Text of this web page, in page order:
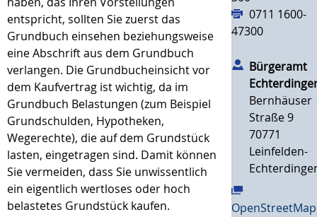
entspricht, sollten Sie zuerst das
Grundbuch einsehen beziehungsweise
eine Abschrift aus dem Grundbuch
verlangen. Die Grundbucheinsicht vor
dem Kaufvertrag ist wichtig, da im
Grundbuch Belastungen (zum Beispiel
Grundschulden, Hypotheken,
Wegerechte), die auf dem Grundstück
lasten, eingetragen sind. Damit können
Sie vermeiden, dass Sie unwissentlich
ein eigentlich wertloses oder hoch
belastetes Grundstück kaufen.
0711 1600-
47300
Bürgeramt
Bernhäuser
Straße 9
70771
Leinfelden-
OpenStreetMap